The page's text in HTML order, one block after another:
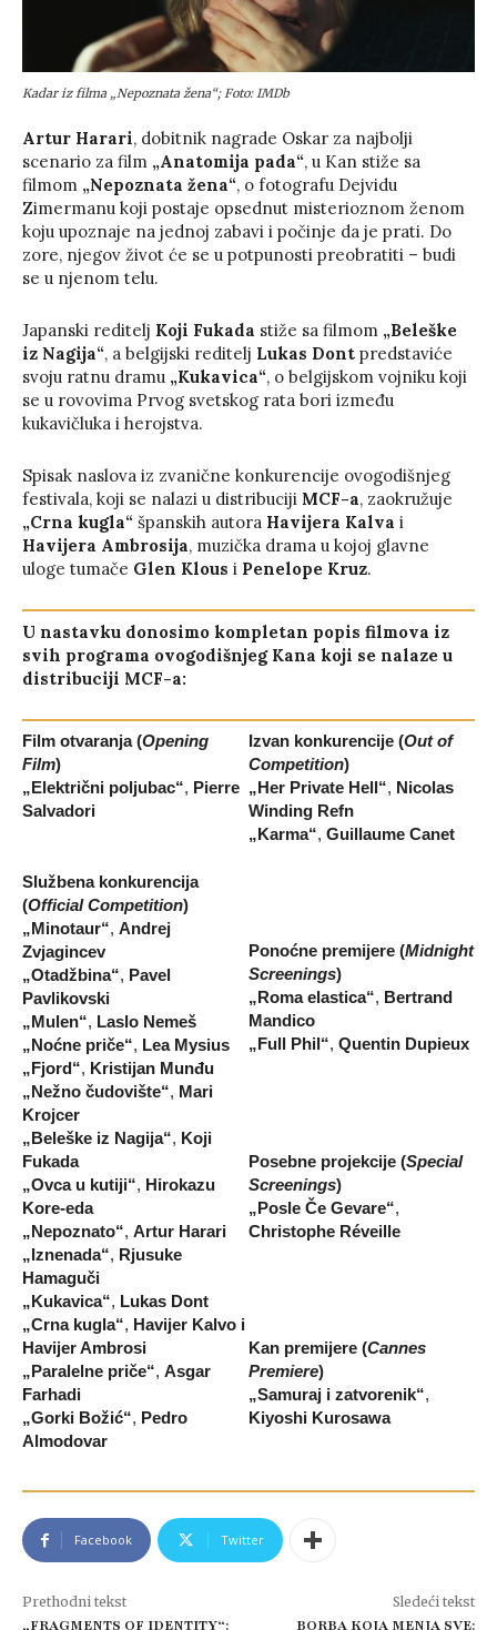
Kadar iz filma „Nepoznata žena“; Foto: IMDb
Artur Harari, dobitnik nagrade Oskar za najbolji
scenario za film „Anatomija pada“, u Kan stiže sa
filmom „Nepoznata žena“, o fotografu Dejvidu
Zimermanu koji postaje opsednut misterioznom ženom
koju upoznaje na jednoj zabavi i počinje da je prati. Do
zore, njegov život će se u potpunosti preobratiti – budi
se u njenom telu.
Japanski reditelj Koji Fukada stiže sa filmom „Beleške
iz Nagija“, a belgijski reditelj Lukas Dont predstaviće
svoju ratnu dramu „Kukavica“, o belgijskom vojniku koji
se u rovovima Prvog svetskog rata bori između
kukavičluka i herojstva.
Spisak naslova iz zvanične konkurencije ovogodišnjeg
festivala, koji se nalazi u distribuciji MCF-a, zaokružuje
„Crna kugla“ španskih autora Havijera Kalva i
Havijera Ambrosija, muzička drama u kojoj glavne
uloge tumače Glen Klous i Penelope Kruz.
U nastavku donosimo kompletan popis filmova iz
svih programa ovogodišnjeg Kana koji se nalaze u
distribuciji MCF-a:
Film otvaranja (Opening
Film)
„Električni poljubac“, Pierre
Salvadori
Službena konkurencija
(Official Competition)
„Minotaur“, Andrej
Zvjagincev
„Otadžbina“, Pavel
Pavlikovski
„Mulen“, Laslo Nemeš
„Noćne priče“, Lea Mysius
„Fjord“, Kristijan Munđu
„Nežno čudovište“, Mari
Krojcer
„Beleške iz Nagija“, Koji
Fukada
„Ovca u kutiji“, Hirokazu
Kore-eda
„Nepoznato“, Artur Harari
„Iznenada“, Rjusuke
Hamaguči
„Kukavica“, Lukas Dont
„Crna kugla“, Havijer Kalvo i
Havijer Ambrosi
„Paralelne priče“, Asgar
Farhadi
„Gorki Božić“, Pedro
Almodovar
Izvan konkurencije (Out of
Competition)
„Her Private Hell“, Nicolas
Winding Refn
„Karma“, Guillaume Canet
Ponoćne premijere (Midnight
Screenings)
„Roma elastica“, Bertrand
Mandico
„Full Phil“, Quentin Dupieux
Posebne projekcije (Special
Screenings)
„Posle Če Gevare“,
Christophe Réveille
Kan premijere (Cannes
Premiere)
„Samuraj i zatvorenik“,
Kiyoshi Kurosawa
Facebook Twitter
Prethodni tekst
„FRAGMENTS OF IDENTITY“:
Sledeći tekst
BORBA KOJA MENJA SVE: